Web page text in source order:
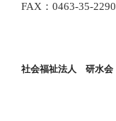
FAX：0463-35-2290
社会福祉法人 研水会